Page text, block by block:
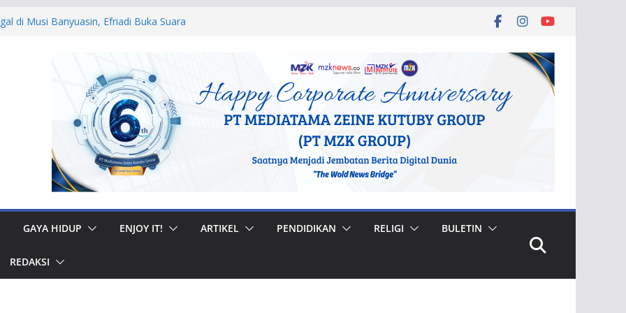
di Musi Banyuasin, Efriadi Buka Suara
Rumah di Gunung Kerinci, Anggota
Bantuan Tepat Sasaran
Bupati Bursah Zarnubi Inisiasi
di Kota Lahat
Muhidi Ajak Masyarakat Bangun
Jaga Ketertiban Sosial
GAYA HIDUP ENJOY IT! ARTIKEL PENDIDIKAN RELIGI BULETIN
REDAKSI